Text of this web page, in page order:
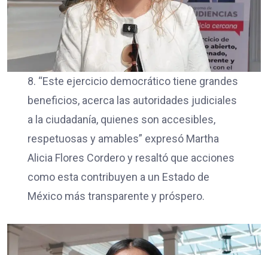
8. “Este ejercicio democrático tiene grandes
beneficios, acerca las autoridades judiciales
a la ciudadanía, quienes son accesibles,
respetuosas y amables” expresó Martha
Alicia Flores Cordero y resaltó que acciones
como esta contribuyen a un Estado de
México más transparente y próspero.